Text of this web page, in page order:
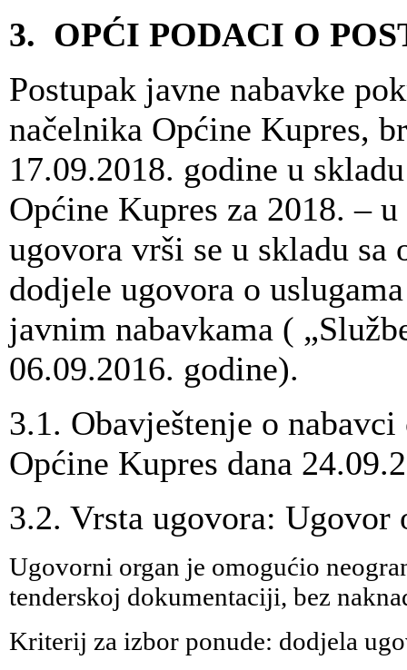
3. OPĆI PODACI O
Postupak javne nabavke
načelnika Općine Kupres,
17.09.2018. godine u
Općine Kupres za 2018. –
ugovora vrši se u skladu sa
dodjele ugovora o
javnim nabavkama (
06.09.2016. godine).
3.1. Obavještenje o
Općine Kupres dana
3.2. Vrsta ugovora: Ugovor
Ugovorni organ je omogućio
tenderskoj dokumentaciji, bez
Kriterij za izbor ponude: dodjela